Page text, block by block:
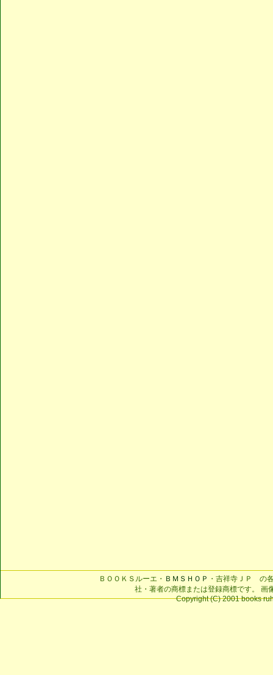
ＢＯＯＫＳルーエ・ ＢＭＳＨＯＰ ・吉祥寺ＪＰ の
社・著者の商標または登録商標です。 画
Copyright (C) 2001 books